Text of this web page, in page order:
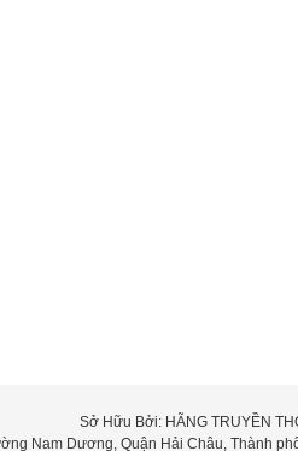
Sở Hữu Bởi: HÃNG TRUYỀN
Nam Dương, Quận Hải Châu, Thành